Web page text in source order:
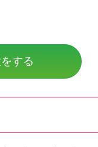
する